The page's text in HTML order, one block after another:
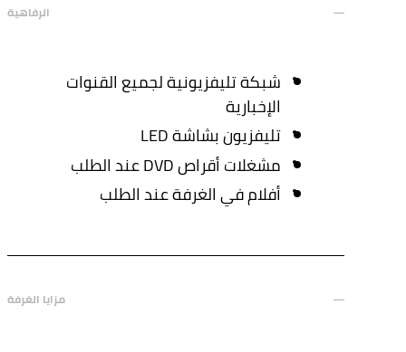
الرفاهية
شبكة تليفزيونية لجميع القنوات
الإخبارية
تليفزيون بشاشة LED
مشغلات أقراص DVD عند الطلب
أفلام في الغرفة عند الطلب
مزايا الغرفة